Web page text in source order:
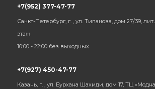
+7(952) 377-47-77
Санкт-Петербург, г. , ул. Типанова, дом 27/39,
этаж
10:00 - 22:00 без выходных
+7(927) 450-47-77
Казань, г. , ул. Бурхана Шахиди, дом 17, ТЦ